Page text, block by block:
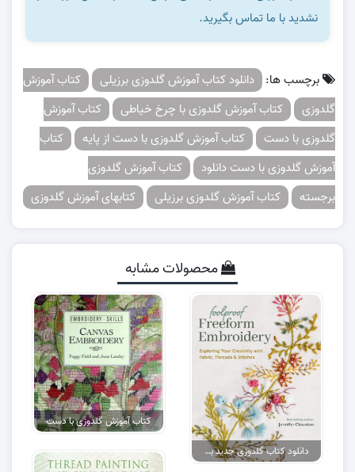
نشدید با ما تماس بگیرید.
برچسب ها: دانلود کتاب آموزش گلدوزی برزیلی
کتاب آموزش
گلدوزی
کتاب آموزش گلدوزی با چرخ خیاطی
کتاب آموزش
گلدوزی با دست
کتاب آموزش گلدوزی با دست از پایه
کتاب
آموزش گلدوزی با دست دانلود
کتاب آموزش گلدوزی
برجسته
کتاب آموزش گلدوزی برزیلی کتابهای آموزش گلدوزی
محصولات مشابه
دانلود کتاب گلدوزی جدید با دست
کتاب آموزش گلدوزی با دست